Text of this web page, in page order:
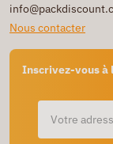
Nous contacter
Inscrivez-vous à